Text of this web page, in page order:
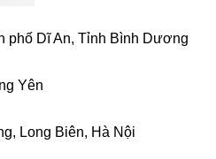
phố Dĩ An, Tỉnh Bình Dương
Yên
Long Biên, Hà Nội